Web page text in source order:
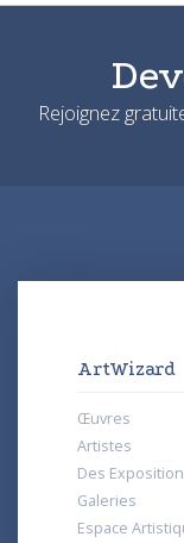
Rejoignez
ArtWizard
Œuvres
Artistes
Des
Galeries
Espace